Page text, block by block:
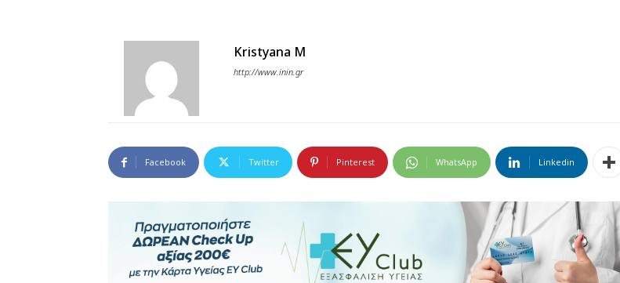
Kristyana M
http://www.inin.gr
Facebook Twitter Pinterest WhatsApp Linkedin